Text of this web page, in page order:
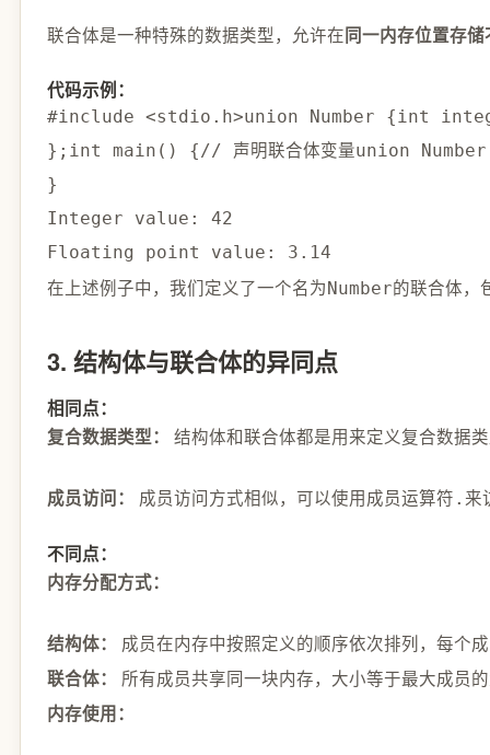
联合体是一种特殊的数据类型，允许在同一内存位置存
代码示例：
#include <stdio.h>union Number {int
} ; int main ( ) {// 声明联合体变量union
}
Integer value: 42
Floating point value: 3.14
在上述例子中，我们定义了一个名为 Number的联合体，
3. 结构体与联合体的异同点
相同点：
复合数据类型：
结构体和联合体都是用来定义复合数据
成员访问： 成员访问方式相似，可以使用成员运算符 . 来
不同点：
内存分配方式：
结构体：
成员在内存中按照定义的顺序依次排列，每个
联合体：
所有成员共享同一块内存，大小等于最大成员
内存使用：